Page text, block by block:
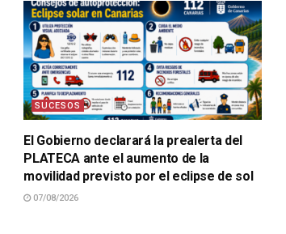
SUCESOS
El Gobierno declarará la prealerta del
PLATECA ante el aumento de la
movilidad previsto por el eclipse de sol
07/08/2026